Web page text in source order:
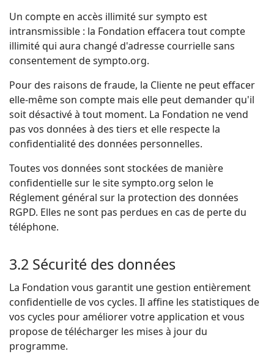
Un compte en accès illimité sur sympto est
intransmissible : la Fondation effacera tout compte
illimité qui aura changé d'adresse courrielle sans
consentement de sympto.org.
Pour des raisons de fraude, la Cliente ne peut effacer
elle-même son compte mais elle peut demander qu'il
soit désactivé à tout moment. La Fondation ne vend
pas vos données à des tiers et elle respecte la
confidentialité des données personnelles.
Toutes vos données sont stockées de manière
confidentielle sur le site sympto.org selon le
Réglement général sur la protection des données
RGPD. Elles ne sont pas perdues en cas de perte du
téléphone.
3.2 Sécurité des données
La Fondation vous garantit une gestion entièrement
confidentielle de vos cycles. Il affine les statistiques de
vos cycles pour améliorer votre application et vous
propose de télécharger les mises à jour du
programme.